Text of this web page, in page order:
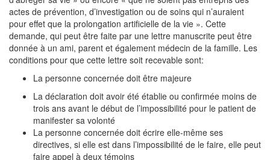
actes de prévention, d’investigation ou de soins qui n’auraient
pour effet que la prolongation artificielle de la vie ». Cette
demande, qui peut être faite par une lettre manuscrite peut être
donnée à un ami, parent et également médecin de la famille. Les
conditions pour que cette lettre soit recevable sont:
La personne concernée doit être majeure
La déclaration doit avoir été établie ou confirmée moins de
trois ans avant le début de l’impossibilité pour le patient de
manifester sa volonté
La personne concernée doit écrire elle-même ses
directives, si elle est dans l’impossibilité de le faire, elle peut
faire appel à deux témoins